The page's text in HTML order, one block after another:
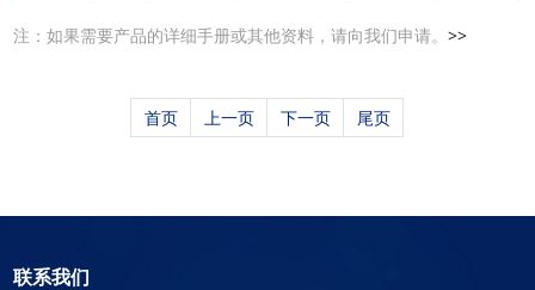
注：如果需要产品的详细手册或其他资料，请向我们申请。 >>
首页 上一页 下一页 尾页
联系我们